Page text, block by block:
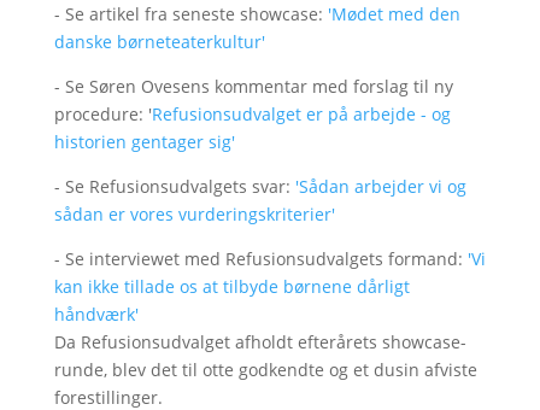
- Se artikel fra seneste showcase: 'Mødet med den
danske børneteaterkultur'
- Se Søren Ovesens kommentar med forslag til ny
procedure: 'Refusionsudvalget er på arbejde - og
historien gentager sig'
- Se Refusionsudvalgets svar: 'Sådan arbejder vi og
sådan er vores vurderingskriterier'
- Se interviewet med Refusionsudvalgets formand: 'Vi
kan ikke tillade os at tilbyde børnene dårligt
håndværk'
Da Refusionsudvalget afholdt efterårets showcase-
runde, blev det til otte godkendte og et dusin afviste
forestillinger.